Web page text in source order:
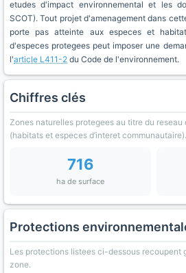
etudes d'impact environnemental et les
SCOT). Tout projet d'amenagement dans
porte pas atteinte aux especes et
d'especes protegees peut imposer une
l'article L411-2 du Code de l'environnement.
Chiffres clés
Zones naturelles protegees au titre du
(habitats et especes d’interet communautaire).
716
ha de surface
Protections
Les protections listees ci-dessous recoupent
zone.